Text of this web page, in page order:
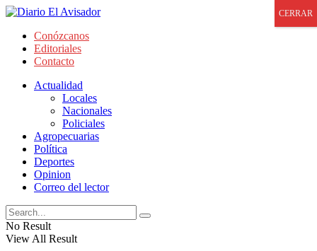
Conózcanos
Editoriales
Contacto
Actualidad
Locales
Nacionales
Policiales
Agropecuarias
Política
Deportes
Opinion
Correo del lector
No Result
View All Result
CERRAR